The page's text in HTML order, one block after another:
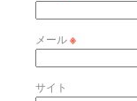
メール※
サイト